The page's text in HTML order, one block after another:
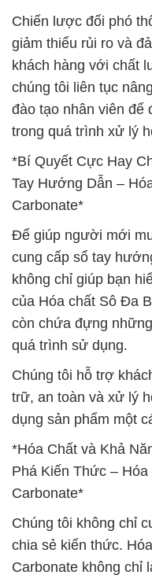
Chiến lược đối phó
giảm thiểu rủi ro và
khách hàng với chất
chúng tôi liên tục
đào tạo nhân viên để
trong quá trình xử lý
*Bí Quyết Cực Hay
Tay Hướng Dẫn –
Carbonate*
Để giúp người mới
cung cấp sổ tay
không chỉ giúp bạn
của Hóa chất Sô Đa
còn chứa đựng
quá trình sử dụng.
Chúng tôi hỗ trợ
trữ, an toàn và xử lý
dụng sản phẩm một
*Hóa Chất và Khả
Phá Kiến Thức –
Carbonate*
Chúng tôi không chỉ
chia sẻ kiến thức.
Carbonate không chỉ